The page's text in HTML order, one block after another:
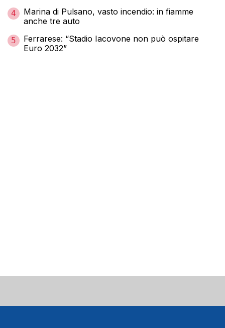
4
Marina di Pulsano, vasto incendio: in fiamme
anche tre auto
5
Ferrarese: “Stadio Iacovone non può ospitare
Euro 2032”